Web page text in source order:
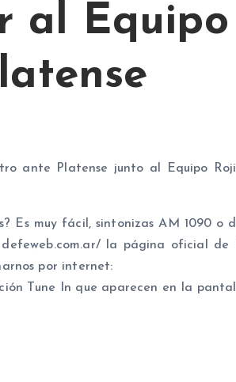
al Equipo
ante Platense junto al Equipo
Es muy fácil, sintonizas AM 1090 o
la página oficial de
por internet:
Tune In que aparecen en la